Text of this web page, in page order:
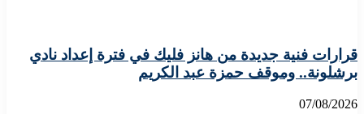
قرارات فنية جديدة من هانز فليك في فترة إعداد نادي
برشلونة.. وموقف حمزة عبد الكريم
07/08/2026